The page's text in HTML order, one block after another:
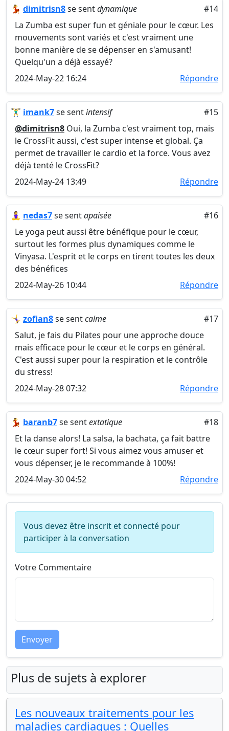
💃 dimitrisn8se sentdynamique
#14
La Zumba est super fun et géniale pour le cœur. Les
mouvements sont variés et c'est vraiment une
bonne manière de se dépenser en s'amusant!
Quelqu'un a déjà essayé?
2024-May-22 16:24
Répondre
🏋️‍♂️ imank7se sentintensif
#15
@dimitrisn8 Oui, la Zumba c'est vraiment top, mais
le CrossFit aussi, c'est super intense et global. Ça
permet de travailler le cardio et la force. Vous avez
déjà tenté le CrossFit?
2024-May-24 13:49
Répondre
🧘‍♀️ nedas7se sentapaisée
#16
Le yoga peut aussi être bénéfique pour le cœur,
surtout les formes plus dynamiques comme le
Vinyasa. L'esprit et le corps en tirent toutes les deux
des bénéfices
2024-May-26 10:44
Répondre
🤸‍♀️ zofian8se sentcalme
#17
Salut, je fais du Pilates pour une approche douce
mais efficace pour le cœur et le corps en général.
C'est aussi super pour la respiration et le contrôle
du stress!
2024-May-28 07:32
Répondre
💃 baranb7se sentextatique
#18
Et la danse alors! La salsa, la bachata, ça fait battre
le cœur super fort! Si vous aimez vous amuser et
vous dépenser, je le recommande à 100%!
2024-May-30 04:52
Répondre
Vous devez être inscrit et connecté pour
participer à la conversation
Votre Commentaire
Envoyer
Plus de sujets à explorer
Les nouveaux traitements pour les
maladies cardiaques : Quelles